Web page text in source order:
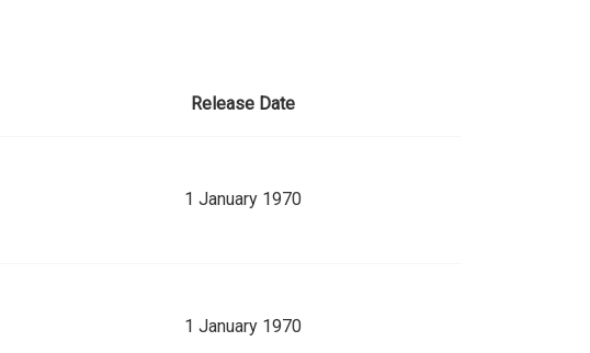
Release Date
1 January 1970
1 January 1970